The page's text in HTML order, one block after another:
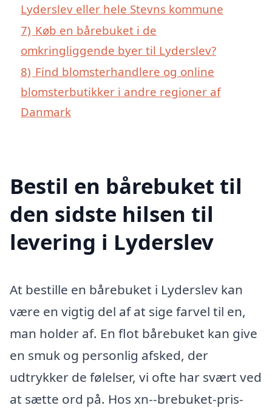
Lyderslev eller hele Stevns kommune
7) Køb en bårebuket i de
omkringliggende byer til Lyderslev?
8) Find blomsterhandlere og online
blomsterbutikker i andre regioner af
Danmark
Bestil en bårebuket til
den sidste hilsen til
levering i Lyderslev
At bestille en bårebuket i Lyderslev kan
være en vigtig del af at sige farvel til en,
man holder af. En flot bårebuket kan give
en smuk og personlig afsked, der
udtrykker de følelser, vi ofte har svært ved
at sætte ord på. Hos xn--brebuket-pris-